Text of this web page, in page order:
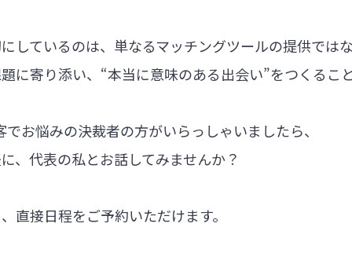
しているのは、単なるマッチングツールの提供では
に寄り添い、“本当に意味のある出会い”をつくるこ
お悩みの決裁者の方がいらっしゃいましたら、
、代表の私とお話してみませんか？
直接日程をご予約いただけます。